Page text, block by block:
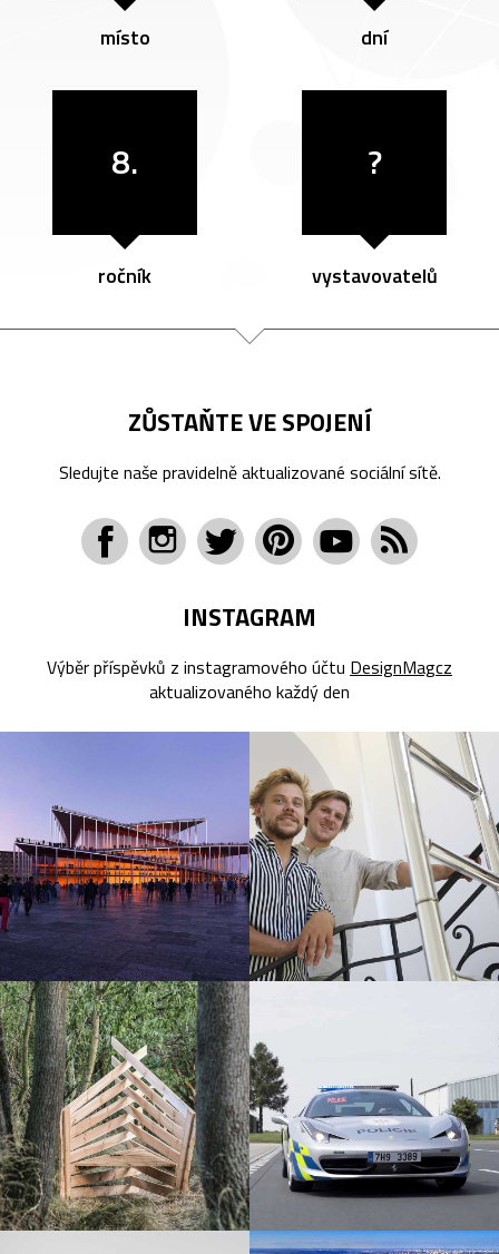
místo dní
8.
ročník
?
vystavovatelů
ZŮSTAŇTE VE SPOJENÍ
Sledujte naše pravidelně aktualizované sociální sítě.
INSTAGRAM
Výběr příspěvků z instagramového účtu DesignMagcz
aktualizovaného každý den